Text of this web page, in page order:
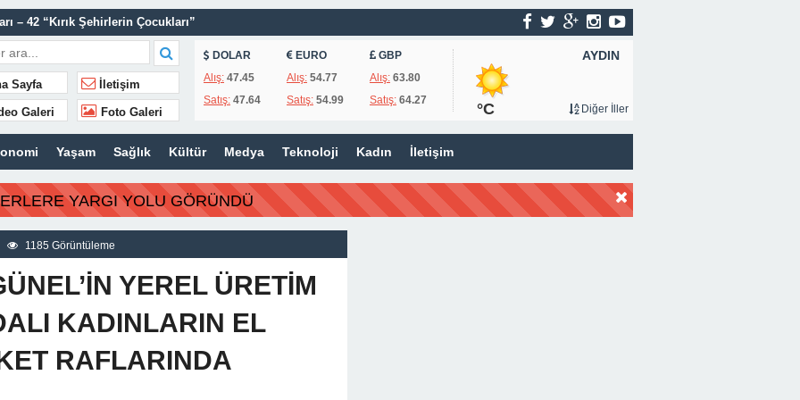
– 42 “Kırık Şehirlerin Çocukları”
SONU !
SÜRDÜRÜYOR
HATIRALARI OYUNCAK MÜZESİNDE HAYAT BULACAK
MECLİSİNDE YEREL İŞLETMELERE ANLAMLI DESTEK
Sayfa İletişim
Galeri Foto Galeri
DOLAR
Alış: 47.45
Satış: 47.64
EURO
Alış:54.77
Satış:54.99
GBP
Alış:63.80
Satış:64.27
AYDIN
°C Diğer İller
Yaşam Sağlık Kültür Medya Teknoloji Kadın İletişim
YARGI YOLU GÖRÜNDÜ
1185 Görüntüleme
YEREL ÜRETİM
KADINLARIN EL
RAFLARINDA